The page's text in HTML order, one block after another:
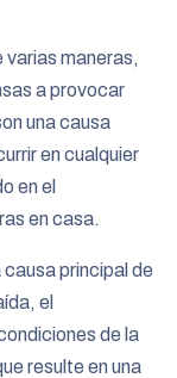
varias maneras,
a provocar
una causa
en cualquier
en el
en casa.
principal de
el
de la
resulte en una